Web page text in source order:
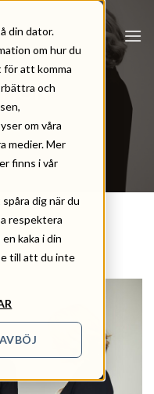
din dator.
om hur du
för att komma
och
om våra
medier. Mer
finns i vår
dig när du
respektera
kaka i din
till att du inte
AVBÖJ